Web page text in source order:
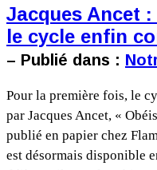
Jacques Ancet
le cycle enfin
– Publié dans :
Pour la première fois, le
par Jacques Ancet, «
publié en papier chez
est désormais disponible